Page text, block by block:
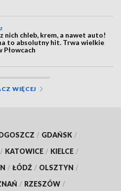
nich chleb, krem, a nawet auto!
to absolutny hit. Trwa wielkie
Płowcach
WIĘCEJ
/ GDAŃSK /
/ KATOWICE / KIELCE /
/ ŁÓDŹ / OLSZTYN /
/ RZESZÓW /